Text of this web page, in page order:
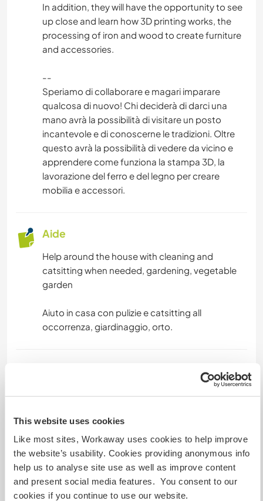
This website uses cookies
Like most sites, Workaway uses cookies to help improve
the website’s usability. Cookies providing anonymous info
help us to analyse site use as well as improve content
and present social media features. You consent to our
cookies if you continue to use our website.
In addition, they will have the opportunity to see
up close and learn how 3D printing works, the
processing of iron and wood to create furniture
and accessories.
--
Speriamo di collaborare e magari imparare
qualcosa di nuovo! Chi deciderà di darci una
mano avrà la possibilità di visitare un posto
incantevole e di conoscerne le tradizioni. Oltre
questo avrà la possibilità di vedere da vicino e
apprendere come funziona la stampa 3D, la
lavorazione del ferro e del legno per creare
mobilia e accessori.
Aide
Help around the house with cleaning and
catsitting when needed, gardening, vegetable
garden
Aiuto in casa con pulizie e catsitting all
occorrenza, giardinaggio, orto.
Hébergement
A double room and private bathroom, the food
will be served by us and the guest can choose
whether to consume it together or privately.